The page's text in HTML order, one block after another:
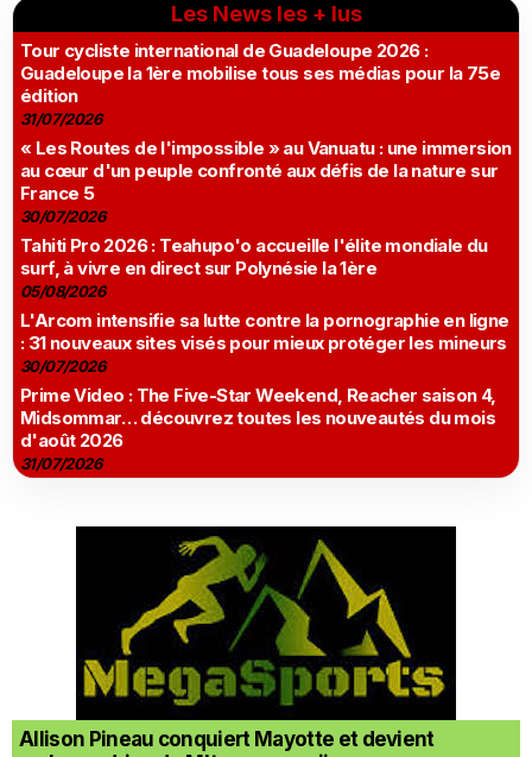
Les News les + lus
Tour cycliste international de Guadeloupe 2026 :
Guadeloupe la 1ère mobilise tous ses médias pour la 75e
édition
31/07/2026
« Les Routes de l'impossible » au Vanuatu : une immersion
au cœur d'un peuple confronté aux défis de la nature sur
France 5
30/07/2026
Tahiti Pro 2026 : Teahupo'o accueille l'élite mondiale du
surf, à vivre en direct sur Polynésie la 1ère
05/08/2026
L'Arcom intensifie sa lutte contre la pornographie en ligne
: 31 nouveaux sites visés pour mieux protéger les mineurs
30/07/2026
Prime Video : The Five-Star Weekend, Reacher saison 4,
Midsommar… découvrez toutes les nouveautés du mois
d'août 2026
31/07/2026
Allison Pineau conquiert Mayotte et devient